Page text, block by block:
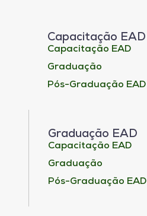
Capacitação EAD
Capacitação EAD
Graduação
Pós-Graduação EAD
Graduação EAD
Capacitação EAD
Graduação
Pós-Graduação EAD